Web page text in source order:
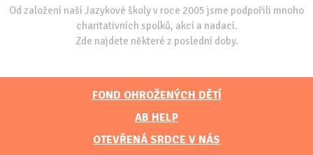
Od založení naší Jazykové školy v roce 2005 jsme podpořili mnoho
charitativních spolků, akcí a nadací.
Zde najdete některé z poslední doby.
FOND OHROŽENÝCH DĚTÍ
AB HELP
OTEVŘENÁ SRDCE V NÁS